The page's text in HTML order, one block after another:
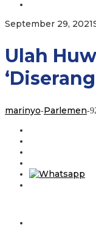
September 29, 2021
Ulah
marinyo-Parlemen-